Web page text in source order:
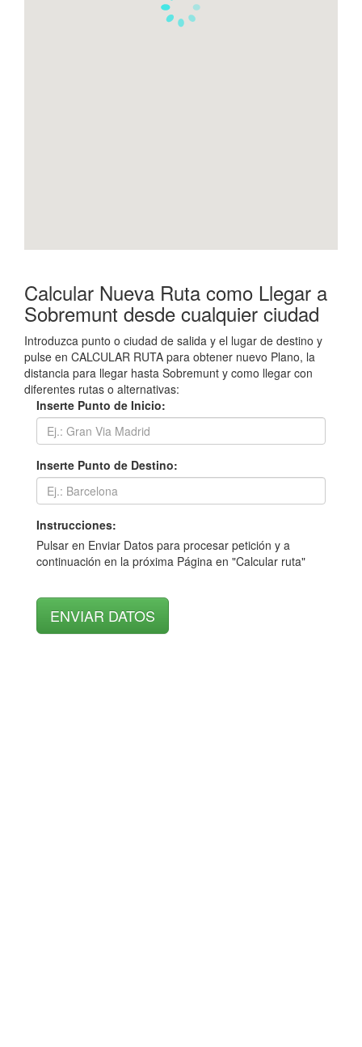
Calcular Nueva Ruta como Llegar a
Sobremunt desde cualquier ciudad
Introduzca punto o ciudad de salida y el lugar de destino y
pulse en CALCULAR RUTA para obtener nuevo Plano, la
distancia para llegar hasta Sobremunt y como llegar con
diferentes rutas o alternativas:
Inserte Punto de Inicio:
Inserte Punto de Destino:
Instrucciones:
Pulsar en Enviar Datos para procesar petición y a
continuación en la próxima Página en "Calcular ruta"